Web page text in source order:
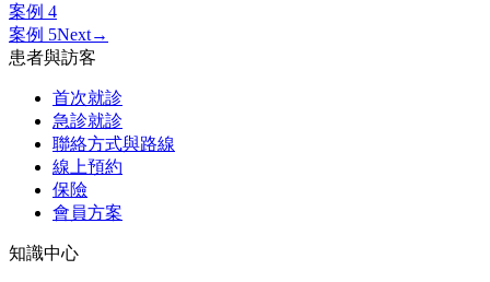
案例 4
案例 5Next→
患者與訪客
首次就診
急診就診
聯絡方式與路線
線上預約
保險
會員方案
知識中心